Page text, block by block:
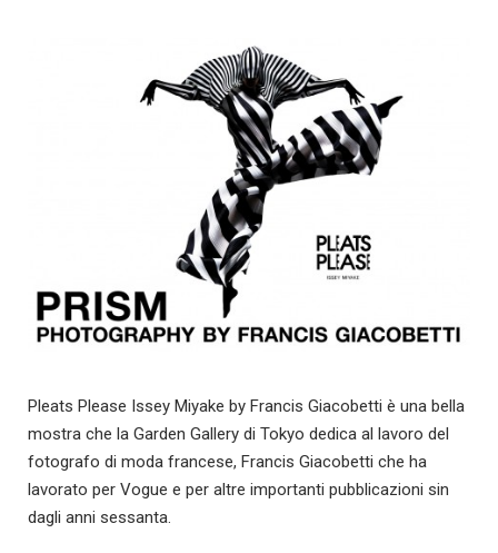
Pleats Please Issey Miyake by Francis Giacobetti è una bella
mostra che la Garden Gallery di Tokyo dedica al lavoro del
fotografo di moda francese, Francis Giacobetti che ha
lavorato per Vogue e per altre importanti pubblicazioni sin
dagli anni sessanta.